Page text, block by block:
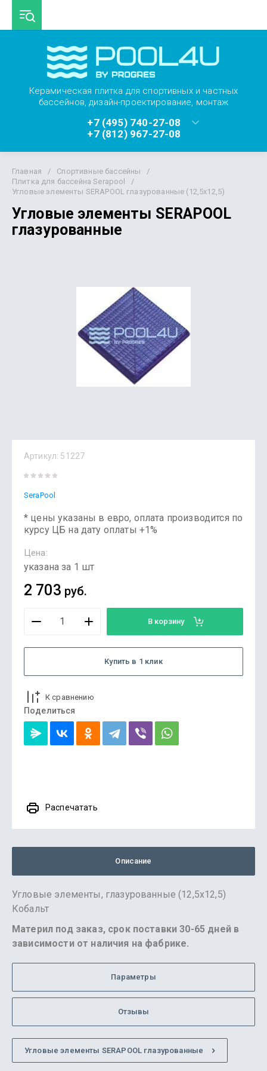
Керамическая плитка для спортивных и частных
бассейнов, дизайн-проектирование, монтаж
+7 (495) 740-27-08
+7 (812) 967-27-08
Главная / Спортивные бассейны
/
Плитка для бассейна Serapool
/
Угловые элементы SERAPOOL глазурованные (12,5х12,5)
Угловые элементы SERAPOOL
глазурованные
Артикул: 51227
SeraPool
* цены указаны в евро, оплата производится по
курсу ЦБ на дату оплаты +1%
Цена:
указана за 1 шт
2 703 руб.
В корзину
Купить в 1 клик
К сравнению
Поделиться
Распечатать
Описание
Угловые элементы, глазурованные (12,5х12,5)
Кобальт
Материл под заказ, срок поставки 30-65 дней в
зависимости от наличия на фабрике.
Параметры
Отзывы
Угловые элементы SERAPOOL глазурованные